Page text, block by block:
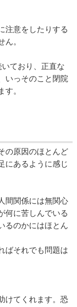
注意をしたりする
ん。
ており、正直な
いっそのこと閉院
す。
の原因のほとんど
にあるように感じ
間関係には無関心
何に苦しんでいる
るのかにはほとん
ばそれでも問題は
けてくれます。恐